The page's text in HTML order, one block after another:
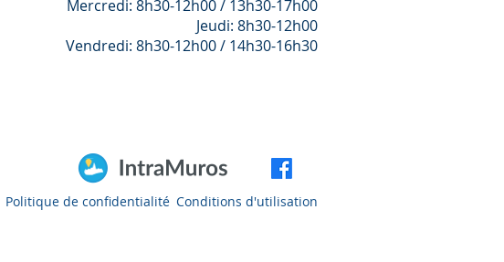
Mercredi: 8h30-12h00 / 13h30-17h00
Jeudi: 8h30-12h00
Vendredi: 8h30-12h00 / 14h30-16h30
Politique de confidentialité Conditions d'utilisation